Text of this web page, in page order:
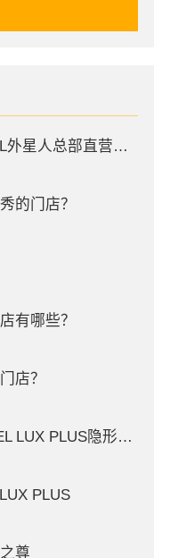
天津汽车贴膜，首选天津XPEL外星人总部直营店，高口碑店
的门店？
有哪些？
店？
问界M9在上海宝之尊装贴XPEL LUX PLUS隐形车衣
PLUS
尊